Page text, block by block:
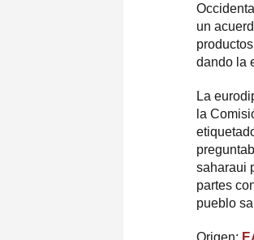
un
dando la
La
la
saharaui
partes
pueblo
Origen: